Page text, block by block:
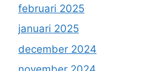
februari 2025
januari 2025
december 2024